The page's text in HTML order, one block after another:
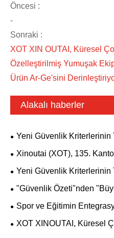
Öncesi :
-
Sonraki :
XOT XIN OUTAI, Küresel
Özelleştirilmiş Yumuşak
Ürün Ar-Ge'sini
Alakalı haberler
Yeni Güvenlik Kriterlerinin
(XOT) Jimnastik ve
Yükseltmeyi Tamamladı
Xinoutai (XOT), 135.
Tüm Yenilikçi Çocuk Spor
Yeni Güvenlik Kriterlerinin
"Güvenlik Özeti"nden
Spor ve Eğitimin
Yaratıyor
XOT XINOUTAI, Küresel